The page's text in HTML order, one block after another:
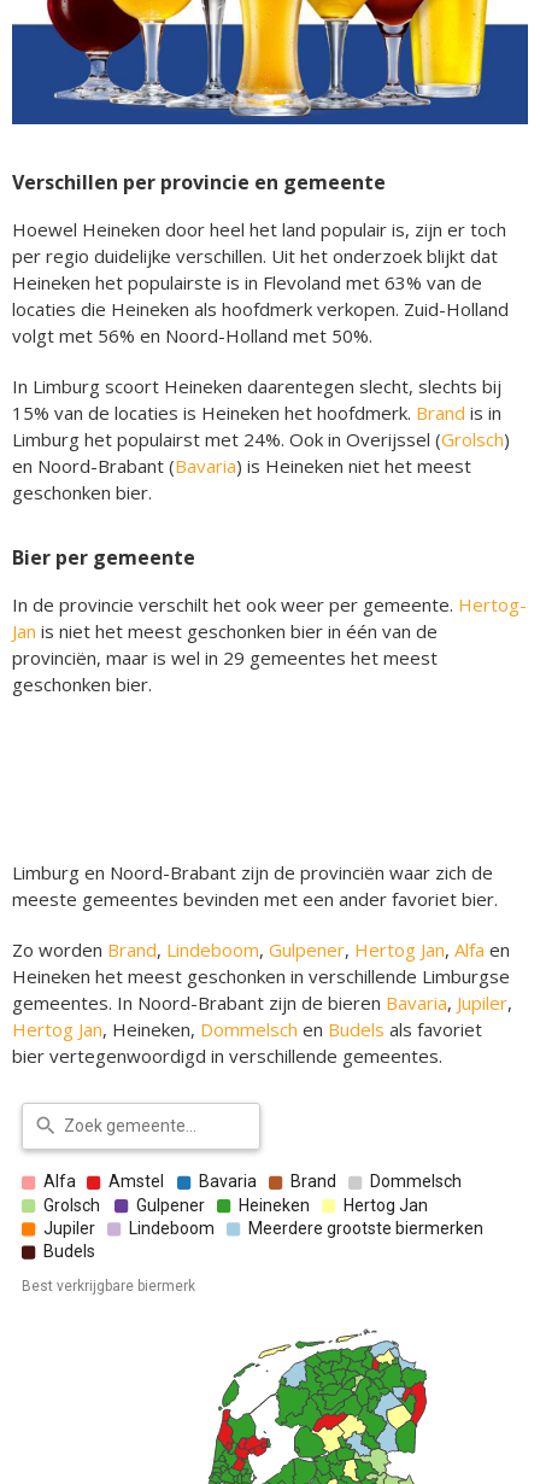
Verschillen per provincie en gemeente
Hoewel Heineken door heel het land populair is, zijn er toch
per regio duidelijke verschillen. Uit het onderzoek blijkt dat
Heineken het populairste is in Flevoland met 63% van de
locaties die Heineken als hoofdmerk verkopen. Zuid-Holland
volgt met 56% en Noord-Holland met 50%.
In Limburg scoort Heineken daarentegen slecht, slechts bij
15% van de locaties is Heineken het hoofdmerk. Brand is in
Limburg het populairst met 24%. Ook in Overijssel (Grolsch)
en Noord-Brabant (Bavaria) is Heineken niet het meest
geschonken bier.
Bier per gemeente
In de provincie verschilt het ook weer per gemeente. Hertog-
Jan is niet het meest geschonken bier in één van de
provinciën, maar is wel in 29 gemeentes het meest
geschonken bier.
Limburg en Noord-Brabant zijn de provinciën waar zich de
meeste gemeentes bevinden met een ander favoriet bier.
Zo worden Brand, Lindeboom, Gulpener, Hertog Jan, Alfa en
Heineken het meest geschonken in verschillende Limburgse
gemeentes. In Noord-Brabant zijn de bieren Bavaria, Jupiler,
Hertog Jan, Heineken, Dommelsch en Budels als favoriet
bier vertegenwoordigd in verschillende gemeentes.